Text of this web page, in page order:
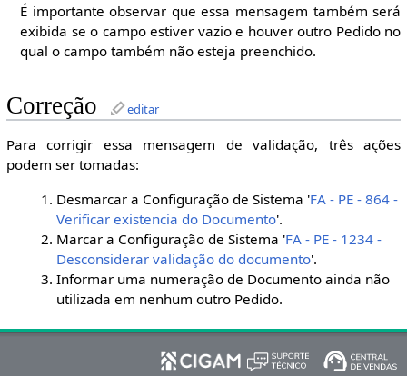
É importante observar que essa mensagem também será
exibida se o campo estiver vazio e houver outro Pedido no
qual o campo também não esteja preenchido.
Correção editar
Para corrigir essa mensagem de validação, três ações
podem ser tomadas:
Desmarcar a Configuração de Sistema 'FA - PE - 864 -
Verificar existencia do Documento'.
Marcar a Configuração de Sistema 'FA - PE - 1234 -
Desconsiderar validação do documento'.
Informar uma numeração de Documento ainda não
utilizada em nenhum outro Pedido.